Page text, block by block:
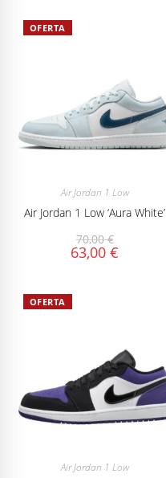
OFERTA
Air Jordan 1 Low
Air Jordan 1 Low ‘Aura White’
70,00€
63,00€
OFERTA
Air Jordan 1 Low